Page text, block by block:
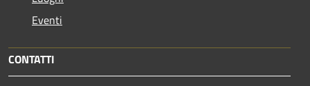
Eventi
CONTATTI